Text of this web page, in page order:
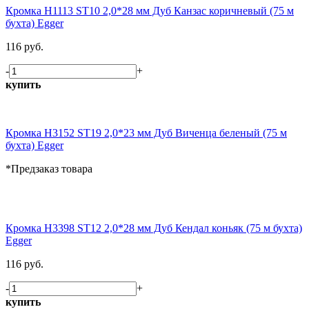
Кромка H1113 ST10 2,0*28 мм Дуб Канзас коричневый (75 м
бухта) Egger
116 руб.
-
+
купить
Кромка H3152 ST19 2,0*23 мм Дуб Виченца беленый (75 м
бухта) Egger
*Предзаказ товара
Кромка H3398 ST12 2,0*28 мм Дуб Кендал коньяк (75 м бухта)
Egger
116 руб.
-
+
купить